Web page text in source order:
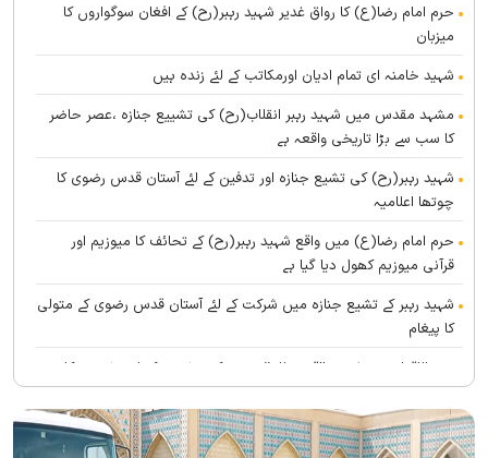
حرم امام رضا(ع) کا رواق غدیر شہید رہبر(رح) کے افغان سوگواروں کا
میزبان
شہید خامنہ ای تمام ادیان اورمکاتب کے لئے زندہ ہيں
مشہد مقدس میں شہید رہبر انقلاب(رح) کی تشییع جنازہ ،عصر حاضر
کا سب سے بڑا تاریخی واقعہ ہے
شہید رہبر(رح) کی تشیع جنازہ اور تدفین کے لئے آستان قدس رضوی کا
چوتھا اعلامیہ
حرم امام رضا(ع) میں واقع شہید رہبر(رح) کے تحائف کا میوزیم اور
قرآنی میوزیم کھول دیا گیا ہے
شہید رہبر کے تشیع جنازہ میں شرکت کے لئے آستان قدس رضوی کے متولی
کا پیغام
بین الاقوامی سطح پر ’’قومو للہ‘‘ نعرے کی تشریح کے لئے نشست کا
انعقاد
’’قائد الامۃ‘‘ کے عنوان سے لائیو ٹی وی پروگرام